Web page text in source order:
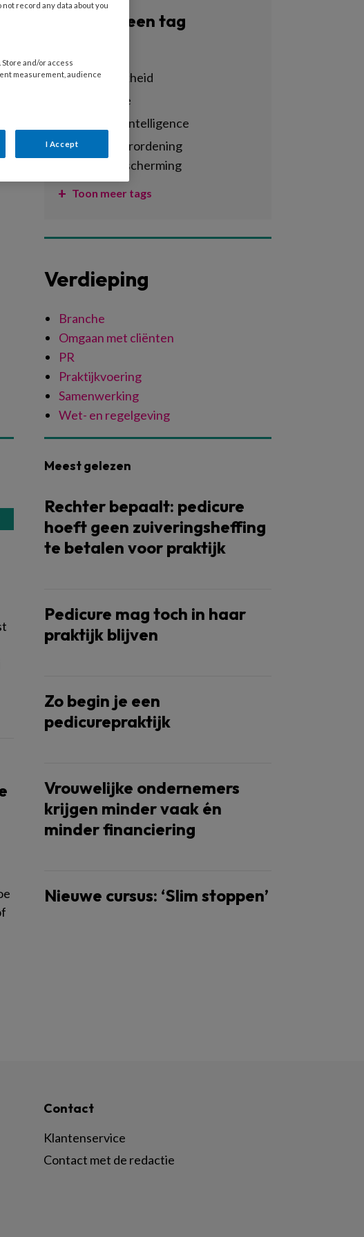
Filter op een tag
aansprakelijkheid
administratie
ai – artificial intelligence
algemene verordening
gegevensbescherming
Toon meer tags
Verdieping
Branche
Omgaan met cliënten
PR
Praktijkvoering
Samenwerking
Wet- en regelgeving
Meest gelezen
Rechter bepaalt: pedicure
hoeft geen zuiveringsheffing
te betalen voor praktijk
Pedicure mag toch in haar
praktijk blijven
Zo begin je een
pedicurepraktijk
Vrouwelijke ondernemers
krijgen minder vaak én
minder financiering
Nieuwe cursus: ‘Slim stoppen’
Contact
Klantenservice
Contact met de redactie
record any data about you
and/or access
measurement, audience
I Accept